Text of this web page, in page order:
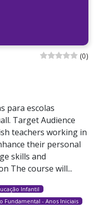
(0)
para escolas
Target Audience
teachers working in
their personal
skills and
The course will...
Infantil
Fundamental - Anos Iniciais